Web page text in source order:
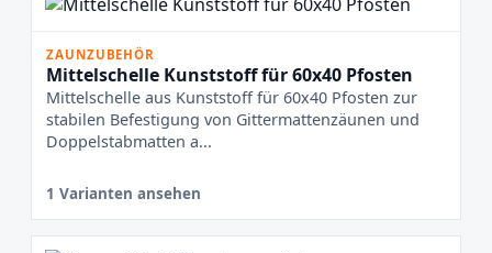
ZAUNZUBEHÖR
Mittelschelle Kunststoff für 60x40 Pfosten
Mittelschelle aus Kunststoff für 60x40 Pfosten zur
stabilen Befestigung von Gittermattenzäunen und
Doppelstabmatten a...
1 Varianten ansehen